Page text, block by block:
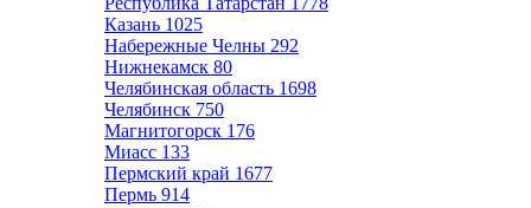
Казань 1025
Набережные Челны 292
Нижнекамск 80
Челябинская область 1698
Челябинск 750
Магнитогорск 176
Миасс 133
Пермский край 1677
Пермь 914